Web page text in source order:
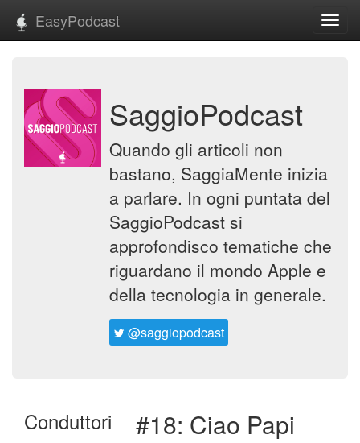
EasyPodcast
SaggioPodcast
Quando gli articoli non
bastano, SaggiaMente inizia
a parlare. In ogni puntata del
SaggioPodcast si
approfondisco tematiche che
riguardano il mondo Apple e
della tecnologia in generale.
@saggiopodcast
Conduttori #18: Ciao Papi